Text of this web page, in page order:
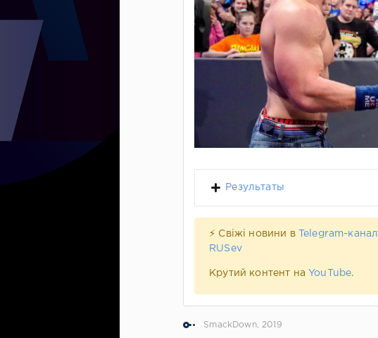
Результаты
⚡ Свіжі новини в Telegram-каналі
RUSev
Крутий контент на YouTube.
SmackDown, 2019